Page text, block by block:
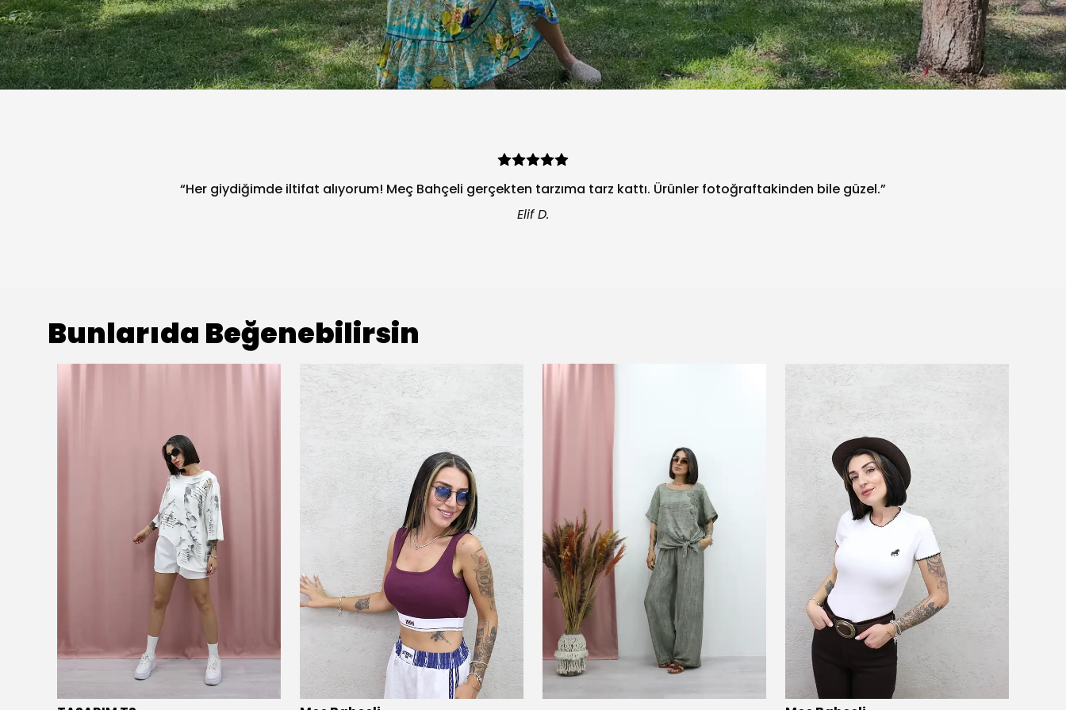
“Her giydiğimde iltifat alıyorum! Meç Bahçeli gerçekten tarzıma tarz kattı. Ürünler fotoğraftakinden bile güzel.”
Elif D.
Bunlarıda Beğenebilirsin